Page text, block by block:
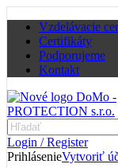
Vzdelávacie
Certifikáty
Podporujeme
Kontakt
Login / Register
PrihlásenieVytvoriť